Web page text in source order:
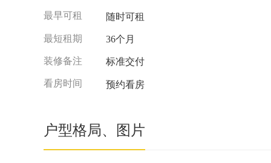
最早可租 随时可租
最短租期 36个月
装修备注 标准交付
看房时间 预约看房
户型格局、图片